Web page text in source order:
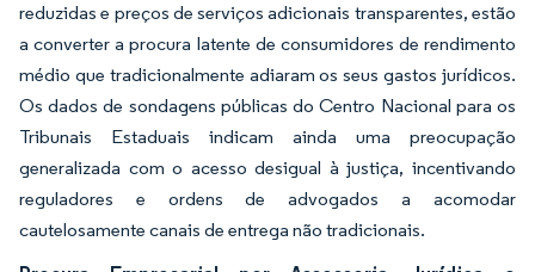
reduzidas e preços de serviços adicionais transparentes, estão
a converter a procura latente de consumidores de rendimento
médio que tradicionalmente adiaram os seus gastos jurídicos.
Os dados de sondagens públicas do Centro Nacional para os
Tribunais Estaduais indicam ainda uma preocupação
generalizada com o acesso desigual à justiça, incentivando
reguladores e ordens de advogados a acomodar
cautelosamente canais de entrega não tradicionais.